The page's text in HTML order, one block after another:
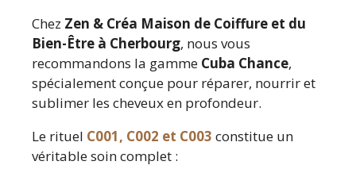
Chez Zen & Créa Maison de Coiffure et du
Bien-Être à Cherbourg, nous vous
recommandons la gamme Cuba Chance,
spécialement conçue pour réparer, nourrir et
sublimer les cheveux en profondeur.
Le rituel C001, C002 et C003 constitue un
véritable soin complet :